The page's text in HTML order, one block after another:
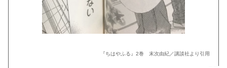
『ちはやふる』2巻 末次由紀／講談社より引用